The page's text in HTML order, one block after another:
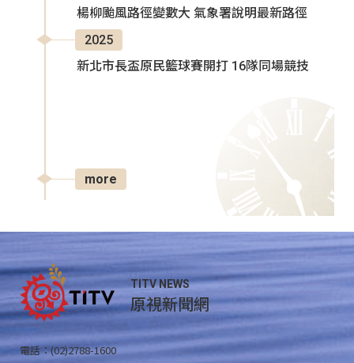
楊柳颱風路徑變數大 氣象署說明最新路徑
2025
新北市長盃原民籃球賽開打 16隊同場競技
more
TITV NEWS
原視新聞網
電話：(02)2788-1600